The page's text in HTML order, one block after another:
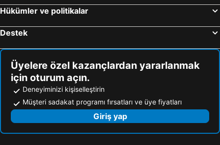
Fethiye, Muğla Çevresi Otel
Ankara, Ankara Çevresi Otel
Hükümler ve politikalar
Destek
Üyelere özel kazançlardan yararlanmak
için oturum açın.
Deneyiminizi kişiselleştirin
Müşteri sadakat programı fırsatları ve üye fiyatları
Giriş yap